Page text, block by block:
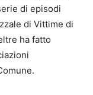
di episodi
di Vittime di
ha fatto